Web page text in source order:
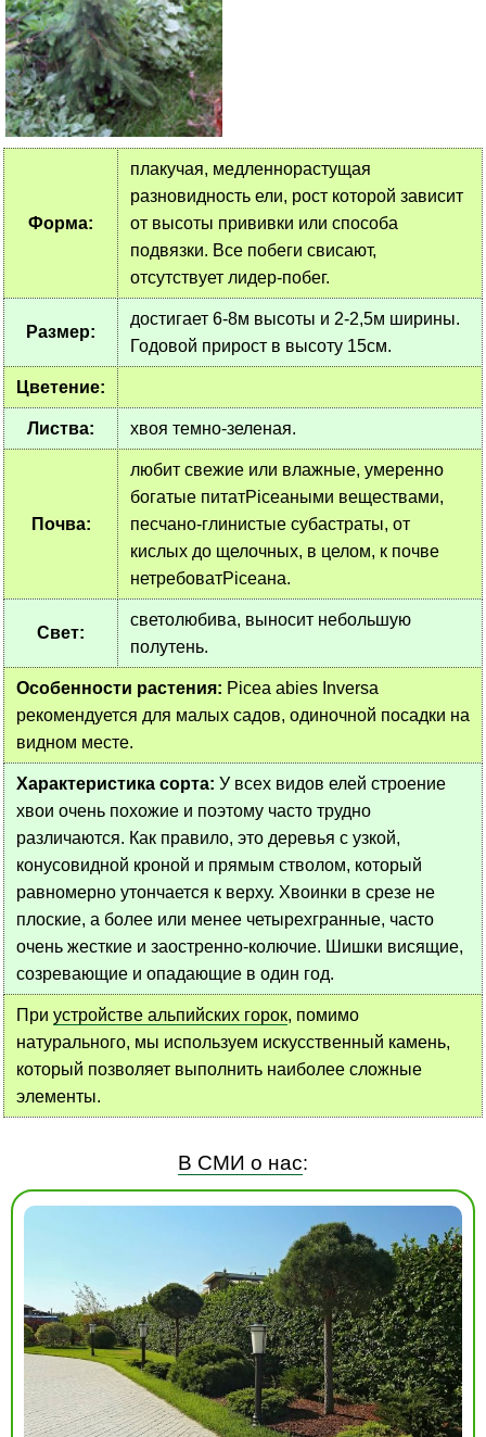
Форма:
плакучая, медленнорастущая
разновидность ели, рост которой зависит
от высоты прививки или способа
подвязки. Все побеги свисают,
отсутствует лидер-побег.
Размер:
достигает 6-8м высоты и 2-2,5м ширины.
Годовой прирост в высоту 15см.
Цветение:
Листва: хвоя темно-зеленая.
Почва:
любит свежие или влажные, умеренно
богатые питатPiceaными веществами,
песчано-глинистые субастраты, от
кислых до щелочных, в целом, к почве
нетребоватPiceaна.
Свет:
светолюбива, выносит небольшую
полутень.
Особенности растения: Picea abies Inversa
рекомендуется для малых садов, одиночной посадки на
видном месте.
Характеристика сорта: У всех видов елей строение
хвои очень похожие и поэтому часто трудно
различаются. Как правило, это деревья с узкой,
конусовидной кроной и прямым стволом, который
равномерно утончается к верху. Хвоинки в срезе не
плоские, а более или менее четырехгранные, часто
очень жесткие и заостренно-колючие. Шишки висящие,
созревающие и опадающие в один год.
При устройстве альпийских горок, помимо
натурального, мы используем искусственный камень,
который позволяет выполнить наиболее сложные
элементы.
В СМИ о нас: